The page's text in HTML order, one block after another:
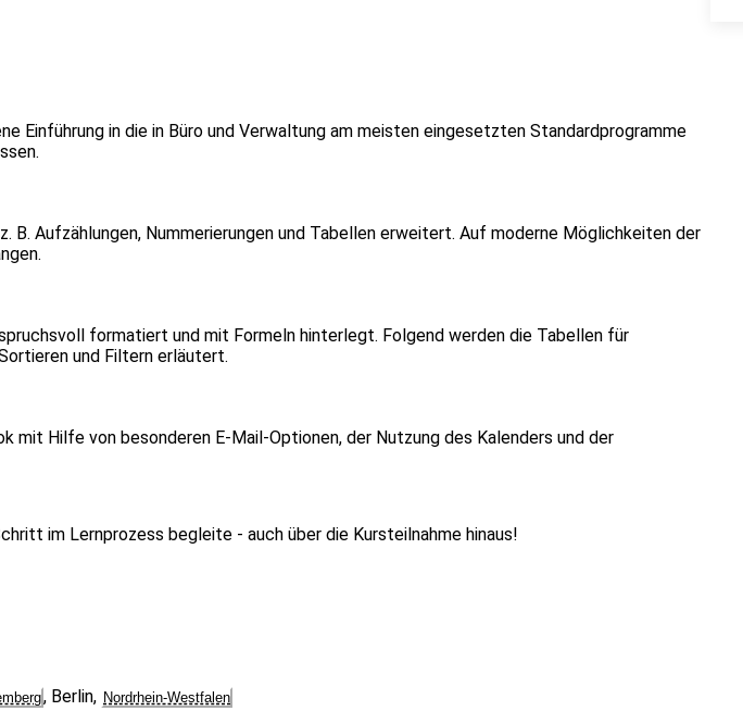
Einführung in die in Büro und Verwaltung am meisten eingesetzten Standardprogramme
B. Aufzählungen, Nummerierungen und Tabellen erweitert. Auf moderne Möglichkeiten der
formatiert und mit Formeln hinterlegt. Folgend werden die Tabellen für
und Filtern erläutert.
mit Hilfe von besonderen E-Mail-Optionen, der Nutzung des Kalenders und der
im Lernprozess begleite - auch über die Kursteilnahme hinaus!
, Berlin, Nordrhein-Westfalen